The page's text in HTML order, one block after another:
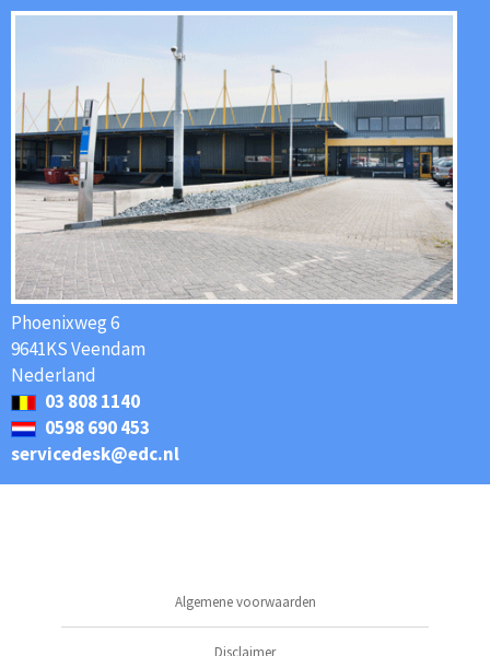
Phoenixweg 6
9641KS Veendam
Nederland
03 808 1140
0598 690 453
servicedesk@edc.nl
Algemene voorwaarden
Disclaimer